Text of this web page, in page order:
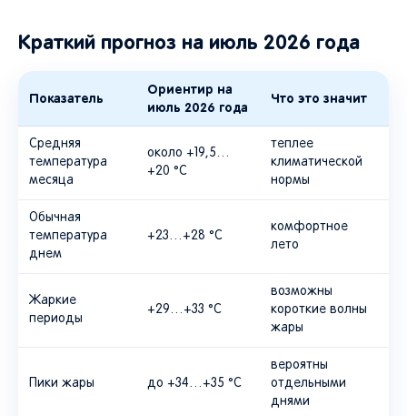
Краткий прогноз на июль 2026 года
Показатель
Ориентир на
июль 2026 года
Что это значит
Средняя
температура
месяца
около +19,5…
+20 °C
теплее
климатической
нормы
Обычная
температура
днем
+23…+28 °C
комфортное
лето
Жаркие
периоды
+29…+33 °C
возможны
короткие волны
жары
Пики жары до +34…+35 °C
вероятны
отдельными
днями